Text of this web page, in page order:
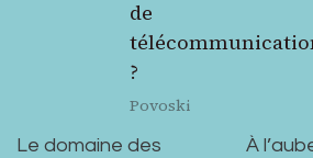
de
?
Povoski
Le domaine des
À